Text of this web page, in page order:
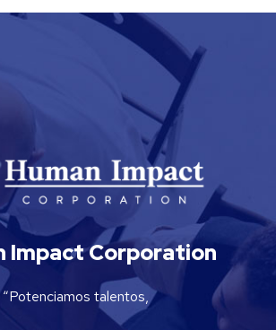
Impact Corporation
“Potenciamos talentos,